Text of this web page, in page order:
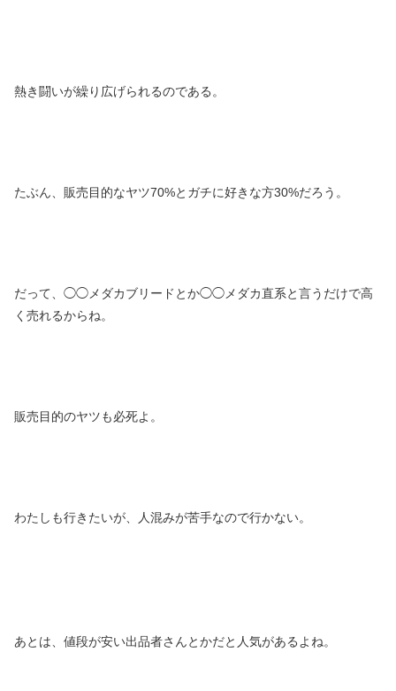
熱き闘いが繰り広げられるのである。
たぶん、販売目的なヤツ70%とガチに好きな方30%だろう。
だって、◯◯メダカブリードとか◯◯メダカ直系と言うだけで高
く売れるからね。
販売目的のヤツも必死よ。
わたしも行きたいが、人混みが苦手なので行かない。
あとは、値段が安い出品者さんとかだと人気があるよね。